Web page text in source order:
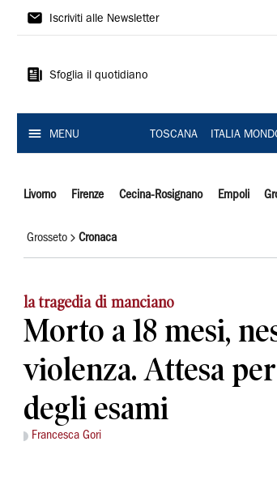
Il
Iscriviti alle Newsletter
Sfoglia il quotidiano
MENU TOSCANA ITALIA
Livorno Firenze Cecina-Rosignano Empoli
Grosseto Cronaca
la tragedia di manciano
Morto a 18 mesi,
violenza. Attesa
degli esami
Francesca Gori